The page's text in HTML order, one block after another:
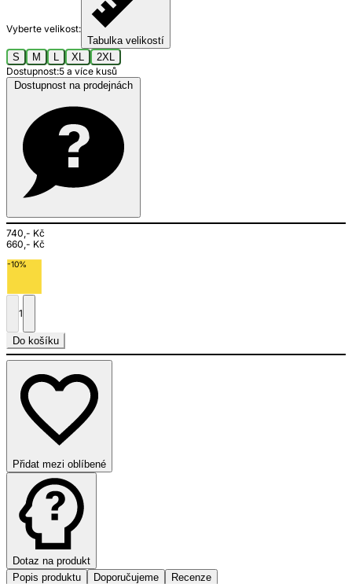
Vyberte velikost:
Tabulka velikostí
S
M L XL
2XL
Dostupnost:5 a více kusů
740,- Kč
660,- Kč
-10%
1
Do košíku
Přidat mezi oblíbené
Dotaz na produkt
Popis produktu
Doporučujeme
Recenze